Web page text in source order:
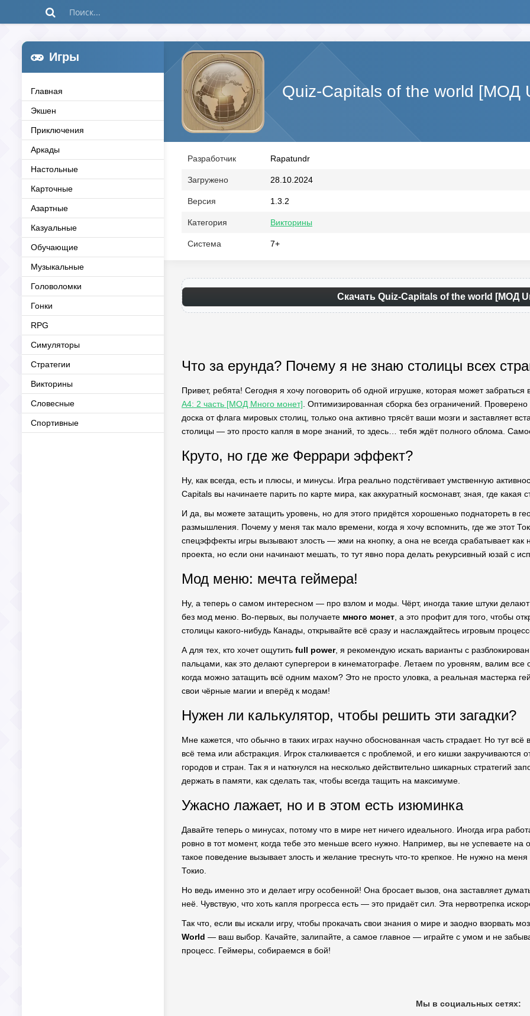
Игры
Главная
Экшен
Приключения
Аркады
Настольные
Карточные
Азартные
Казуальные
Обучающие
Музыкальные
Головоломки
Гонки
RPG
Симуляторы
Стратегии
Викторины
Словесные
Спортивные
Quiz-Capitals of the world [МОД
Разработчик Rapatundr
Загружено 28.10.2024
Версия 1.3.2
Категория Викторины
Система 7+
Скачать Quiz-Capitals of the world [МОД
Что за ерунда? Почему я не знаю столицы всех
Привет, ребята! Сегодня я хочу поговорить об одной игрушке, которая может
А4: 2 часть [МОД Много монет] . Оптимизированная сборка без ограничений.
доска от флага мировых столиц, только она активно трясёт ваши мозги и заставляет
столицы — это просто капля в море знаний, то здесь… тебя ждёт полного облома.
Круто, но где же Феррари эффект?
Ну, как всегда, есть и плюсы, и минусы. Игра реально подстёгивает умственную
Capitals вы начинаете парить по карте мира, как аккуратный космонавт, зная, где какая
И да, вы можете затащить уровень, но для этого придётся хорошенько поднатореть в
размышления. Почему у меня так мало времени, когда я хочу вспомнить, где же этот
спецэффекты игры вызывают злость — жми на кнопку, а она не всегда срабатывает
проекта, но если они начинают мешать, то тут явно пора делать рекурсивный юзай с
Мод меню: мечта геймера!
Ну, а теперь о самом интересном — про взлом и моды. Чёрт, иногда такие штуки делают
без мод меню. Во-первых, вы получаете много монет , а это профит для того, чтобы
столицы какого-нибудь Канады, открывайте всё сразу и наслаждайтесь игровым
А для тех, кто хочет ощутить full power, я рекомендую искать варианты с
пальцами, как это делают супергерои в кинематографе. Летаем по уровням, валим
когда можно затащить всё одним махом? Это не просто уловка, а реальная мастерка
свои чёрные магии и вперёд к модам!
Нужен ли калькулятор, чтобы решить эти загадки?
Мне кажется, что обычно в таких играх научно обоснованная часть страдает. Но тут всё
всё тема или абстракция. Игрок сталкивается с проблемой, и его кишки закручиваются
городов и стран. Так я и наткнулся на несколько действительно шикарных стратегий
держать в памяти, как сделать так, чтобы всегда тащить на максимуме.
Ужасно лажает, но и в этом есть изюминка
Давайте теперь о минусах, потому что в мире нет ничего идеального. Иногда игра
ровно в тот момент, когда тебе это меньше всего нужно. Например, вы не успеваете на
такое поведение вызывает злость и желание треснуть что-то крепкое. Не нужно на
Токио.
Но ведь именно это и делает игру особенной! Она бросает вызов, она заставляет
неё. Чувствую, что хоть капля прогресса есть — это придаёт сил. Эта нервотрепка
Так что, если вы искали игру, чтобы прокачать свои знания о мире и заодно взорвать
World — ваш выбор. Качайте, залипайте, а самое главное — играйте с умом и не
процесс. Геймеры, собираемся в бой!
Мы в социальных сетях: